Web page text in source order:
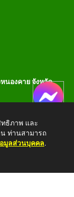
นองคาย จังหวัด
ธิภาพ และ
ท่านสามารถ
มูลส่วนบุคคล.